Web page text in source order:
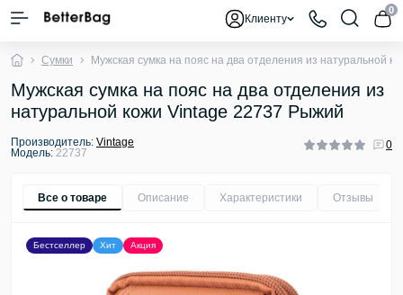
Клиенту
0
Сумки Мужская сумка на пояс на два отделения из натуральной
Мужская сумка на пояс на два отделения из
натуральной кожи Vintage 22737 Рыжий
Производитель: Vintage
Модель: 22737
0
Все о товаре Описание Характеристики Отзывы
Бестселлер Хит Акция